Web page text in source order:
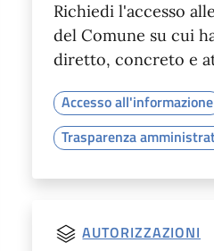
Richiedi l'accesso
del Comune su cui
diretto, concreto e
Accesso all'informazione
Trasparenza
AUTORIZZAZIONI